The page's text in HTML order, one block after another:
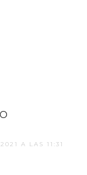
A LAS 11:31